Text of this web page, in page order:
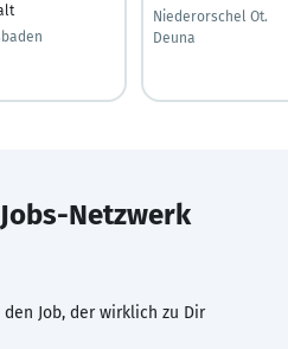
Niederorschel Ot.
Deuna
Netzwerk
Job, der wirklich zu Dir